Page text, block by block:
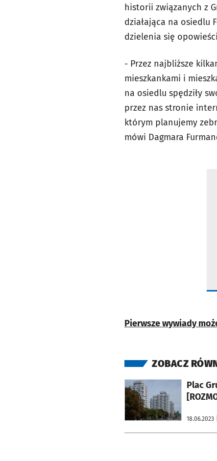
historii związanych z
działająca na osiedlu
dzielenia się
- Przez najbliższe
mieszkankami i
na osiedlu spędziły
przez nas stronie
którym planujemy
mówi Dagmara
Pierwsze wywiady
ZOBACZ
Plac
18.06.2023
otworzy się w nowej karcie